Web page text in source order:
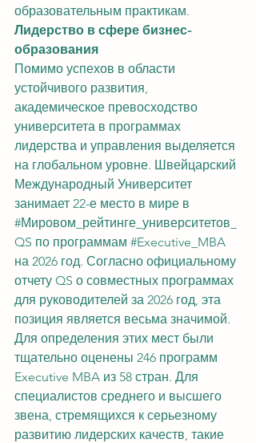
образовательным практикам.
Лидерство в сфере бизнес-
образования
Помимо успехов в области
устойчивого развития,
академическое превосходство
университета в программах
лидерства и управления выделяется
на глобальном уровне. Швейцарский
Международный Университет
занимает 22-е место в мире в
#Мировом_рейтинге_университетов_
QS по программам #Executive_MBA
на 2026 год. Согласно официальному
отчету QS о совместных программах
для руководителей за 2026 год, эта
позиция является весьма значимой.
Для определения этих мест были
тщательно оценены 246 программ
Executive MBA из 58 стран. Для
специалистов среднего и высшего
звена, стремящихся к серьезному
развитию лидерских качеств, такие